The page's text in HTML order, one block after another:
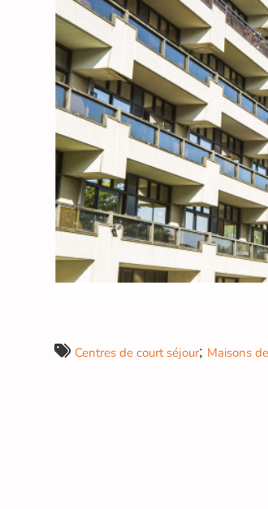
Centres de court séjour; Maisons